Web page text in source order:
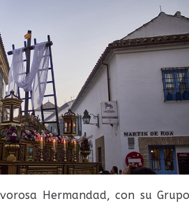
Hermandad, con su Grupo